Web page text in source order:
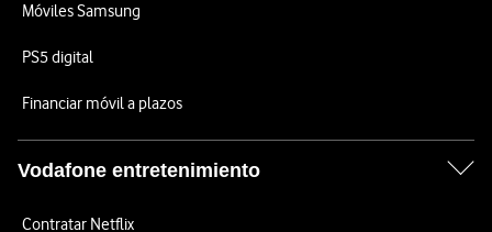
Móviles Samsung
PS5 digital
Financiar móvil a plazos
Vodafone entretenimiento
Contratar Netflix